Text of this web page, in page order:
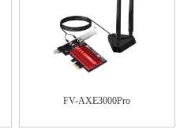
FV-AXE3000Pro